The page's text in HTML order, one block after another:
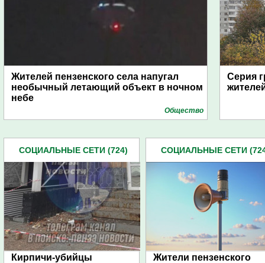
Жителей пензенского села напугал
необычный летающий объект в ночном
небе
Общество
Серия
СОЦИАЛЬНЫЕ СЕТИ (724)
Кирпичи-убийцы
СОЦИАЛЬНЫЕ СЕТИ
Жители пензенского